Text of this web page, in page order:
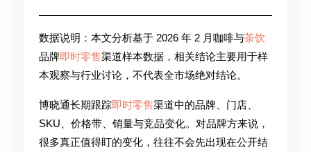
数据说明：本文分析基于 2026 年 2 月咖啡与茶饮
品牌即时零售渠道样本数据，相关结论主要用于样
本观察与行业讨论，不代表全市场绝对结论。
博晓通长期跟踪即时零售渠道中的品牌、门店、
SKU、价格带、销量与竞品变化。对品牌方来说，
很多真正值得盯的变化，往往不会先出现在公开结